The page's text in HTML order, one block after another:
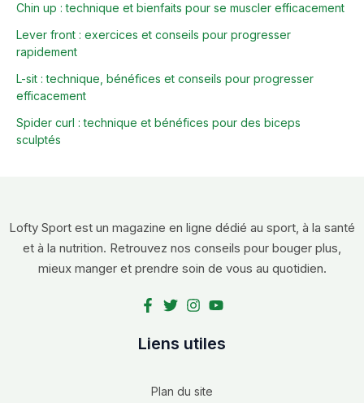
Chin up : technique et bienfaits pour se muscler efficacement
Lever front : exercices et conseils pour progresser
rapidement
L-sit : technique, bénéfices et conseils pour progresser
efficacement
Spider curl : technique et bénéfices pour des biceps
sculptés
Lofty Sport est un magazine en ligne dédié au sport, à la santé
et à la nutrition. Retrouvez nos conseils pour bouger plus,
mieux manger et prendre soin de vous au quotidien.
Liens utiles
Plan du site